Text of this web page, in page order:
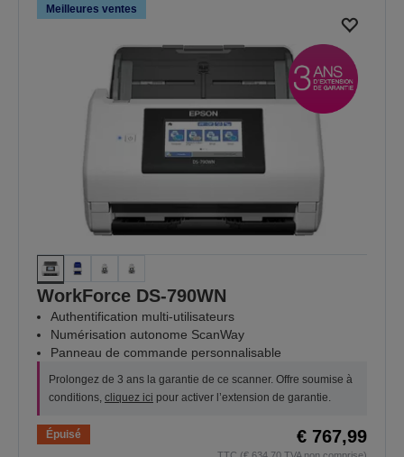
Meilleures ventes
WorkForce DS-790WN
Authentification multi-utilisateurs
Numérisation autonome ScanWay
Panneau de commande personnalisable
Prolongez de 3 ans la garantie de ce scanner. Offre soumise à
conditions, cliquez ici pour activer l’extension de garantie.
Épuisé € 767,99